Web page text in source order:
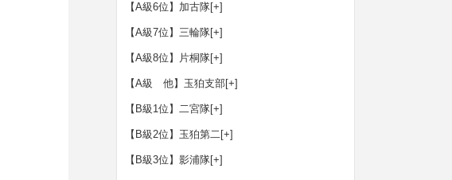
【A級6位】加古隊[+]
【A級7位】三輪隊[+]
【A級8位】片桐隊[+]
【A級 他】玉狛支部[+]
【B級1位】二宮隊[+]
【B級2位】玉狛第二[+]
【B級3位】影浦隊[+]